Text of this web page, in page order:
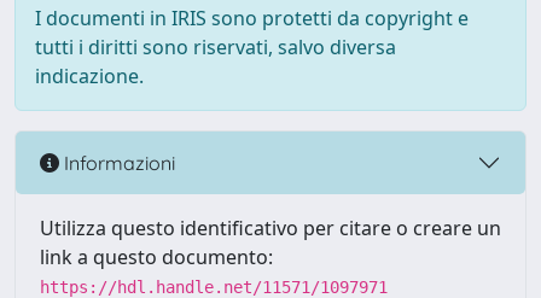
I documenti in IRIS sono protetti da copyright e
tutti i diritti sono riservati, salvo diversa
indicazione.
Informazioni
Utilizza questo identificativo per citare o creare un
link a questo documento:
https://hdl.handle.net/11571/1097971